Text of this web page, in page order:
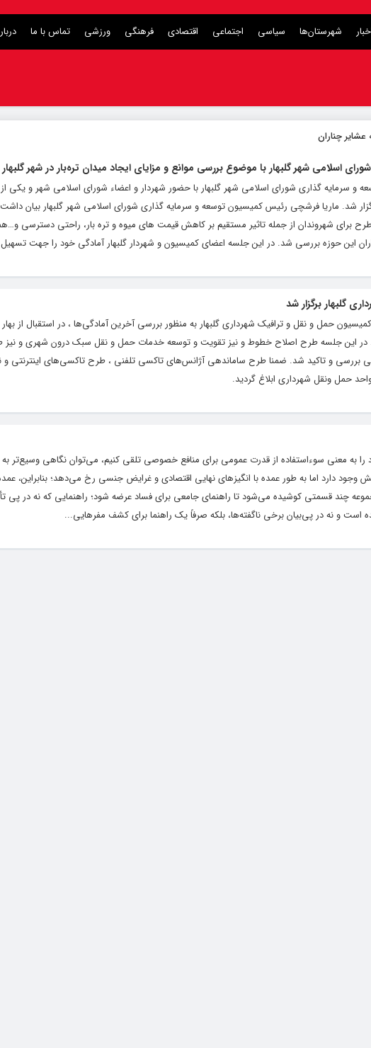
شهرستان‌ها سیاسی اجتماعی اقتصادی فرهنگی ورزشی تماس با ما
اسلامی شهر گلبهار با موضوع بررسی موانع و مزایای ایجاد میدان تره‌بار در شهر گلبهار
و سرمایه گذاری شورای اسلامی شهر گلبهار با حضور شهردار و اعضاء شورای اسلامی شهر و یکی
شد. ماریا فرشچی رئیس کمیسیون توسعه و سرمایه گذاری شورای اسلامی شهر گلبهار بیان
طرح برای شهروندان از جمله تاثیر مستقیم بر کاهش قیمت های میوه و تره بار، راحتی دسترسی
این حوزه بررسی شد. در این جلسه اعضای کمیسیون و شهردار گلبهار آمادگی خود را جهت
گلبهار برگزار شد
حمل و نقل و ترافیک شهرداری گلبهار به منظور بررسی آخرین آمادگی‌ها ، در استقبال از
. در این جلسه طرح اصلاح خطوط و نیز تقویت و توسعه خدمات حمل و نقل سبک درون شهری و نیز
و تاکید شد. ضمنا طرح ساماندهی آژانس‌های تاکسی تلفنی ، طرح تاکسی‌های اینترنتی و
حمل ونقل شهرداری ابلاغ گردید.
را به معنی سوءاستفاده از قدرت عمومی برای منافع خصوصی تلقی کنیم، می‌توان نگاهی وسیع‌تر
وجود دارد اما به طور عمده با انگیز‌های نهایی اقتصادی و غرایض جنسی رخ می‌دهد؛ بنابراین،
چند قسمتی کوشیده می‌شود تا راهنمای جامعی برای فساد عرضه شود؛ راهنمایی که نه در پی
است و نه در پی‌بیان برخی ناگفته‌ها، بلکه صرفاً یک راهنما برای کشف مفرهایی...